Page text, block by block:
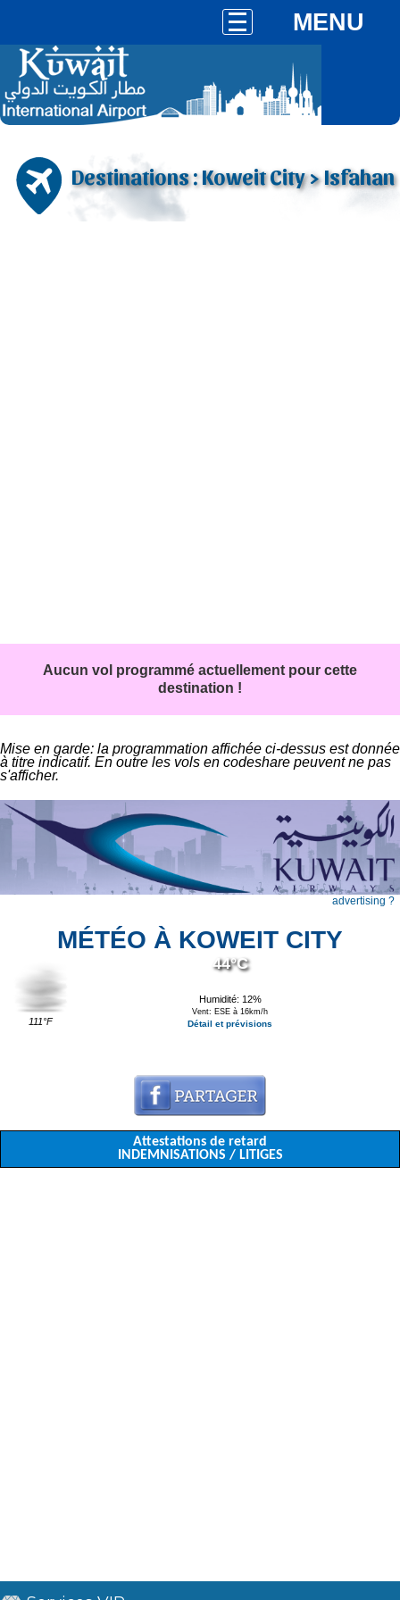
MENU
Destinations : Koweit City > Isfahan
Aucun vol programmé actuellement pour cette
destination !
Mise en garde: la programmation affichée ci-dessus est donnée
à titre indicatif. En outre les vols en codeshare peuvent ne pas
s'afficher.
advertising ?
MÉTÉO À KOWEIT CITY
111°F
44°C
Humidité: 12%
Vent: ESE à 16km/h
Détail et prévisions
Attestations de retard
INDEMNISATIONS / LITIGES